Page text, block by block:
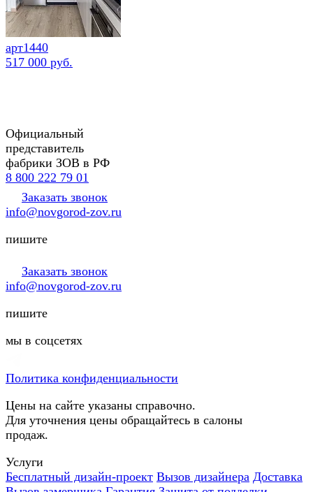
арт1440
517 000 руб.
Официальный
представитель
фабрики ЗОВ в РФ
8 800 222 79 01
Заказать звонок
info@novgorod-zov.ru
пишите
Заказать звонок
info@novgorod-zov.ru
пишите
мы в соцсетях
Политика конфиденциальности
Цены на сайте указаны справочно.
Для уточнения цены обращайтесь в салоны
продаж.
Услуги
Бесплатный дизайн-проект Вызов дизайнера Доставка